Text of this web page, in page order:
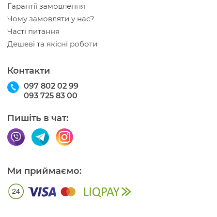
Гарантії замовлення
Чому замовляти у нас?
Часті питання
Дешеві та якісні роботи
Контакти
097 802 02 99
093 725 83 00
Пишіть в чат:
Ми приймаємо: